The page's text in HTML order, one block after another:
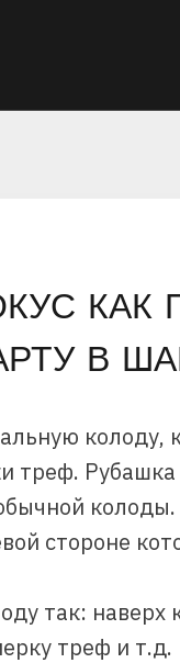
КАК
В
колоду,
треф.
стороне
так:
треф и т.д.